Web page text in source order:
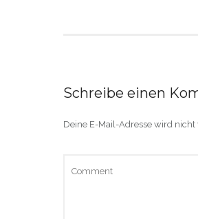
Schreibe einen
Deine E-Mail-Adresse wird nicht